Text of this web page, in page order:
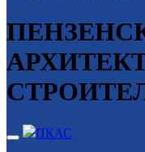
ПКАС